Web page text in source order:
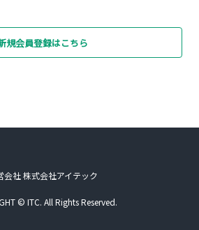
規会員登録はこちら
会社 株式会社アイテック
© ITC. All Rights Reserved.